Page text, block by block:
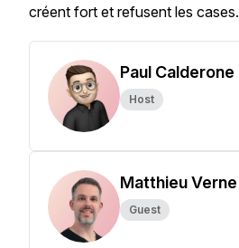
créent fort et refusent les cases.
Paul Calderone
Host
Matthieu Verne
Guest